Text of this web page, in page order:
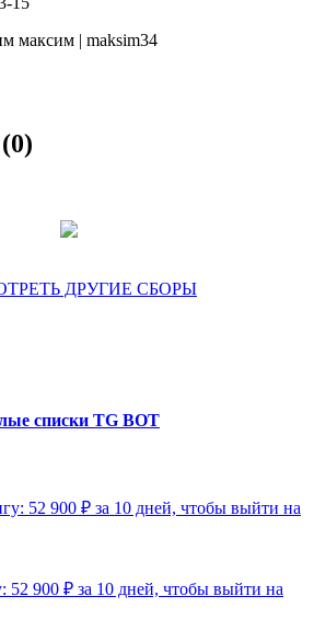
максим | maksim34
ДРУГИЕ СБОРЫ
списки TG BOT
52 900 ₽ за 10 дней, чтобы выйти на